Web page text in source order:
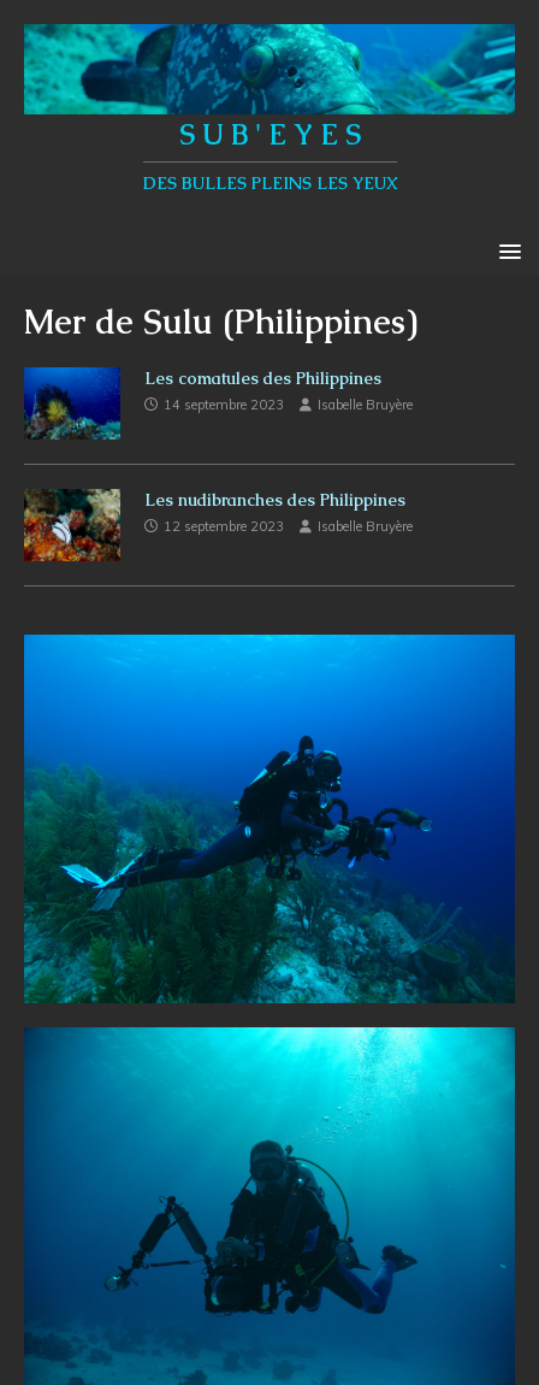
S U B ' E Y E S
DES BULLES PLEINS LES YEUX
Mer de Sulu (Philippines)
Les comatules des Philippines
14 septembre 2023 Isabelle Bruyère
Les nudibranches des Philippines
12 septembre 2023 Isabelle Bruyère